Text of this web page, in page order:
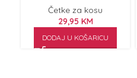
Četke za kosu
29,95 KM
DODAJ U KOŠARICU